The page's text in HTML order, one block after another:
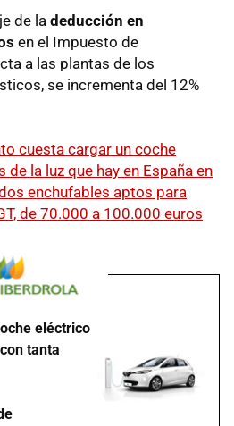
de la deducción en
en el Impuesto de
a las plantas de los
se incrementa del 12%
cuesta cargar un coche
la luz que hay en España en
enchufables aptos para
de 70.000 a 100.000 euros
eléctrico
tanta